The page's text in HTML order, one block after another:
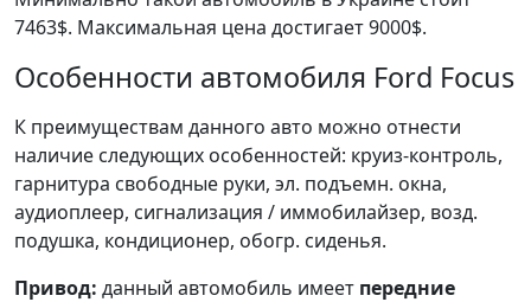
7463$. Максимальная цена достигает 9000$.
Особенности автомобиля Ford Focus
К преимуществам данного авто можно отнести
наличие следующих особенностей: круиз-контроль,
гарнитура свободные руки, эл. подъемн. окна,
аудиоплеер, сигнализация / иммобилайзер, возд.
подушка, кондиционер, обогр. сиденья.
Привод: данный автомобиль имеет передние